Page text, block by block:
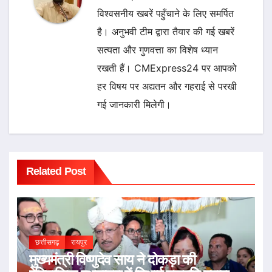
विश्वसनीय खबरें पहुँचाने के लिए समर्पित
है। अनुभवी टीम द्वारा तैयार की गई खबरें
सत्यता और गुणवत्ता का विशेष ध्यान
रखती हैं। CMExpress24 पर आपको
हर विषय पर अद्यतन और गहराई से परखी
गई जानकारी मिलेगी।
Related Post
छत्तीसगढ़ रायपुर
मुख्यमंत्री विष्णुदेव साय ने दोकड़ा की